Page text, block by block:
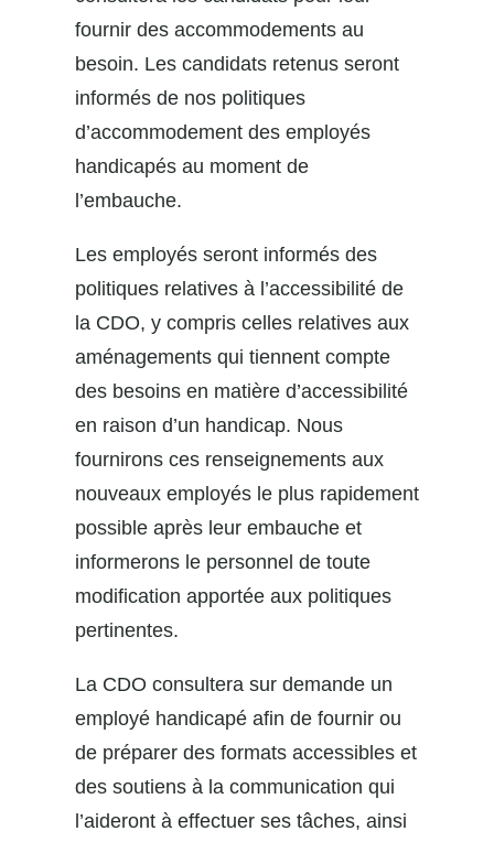
fournir des accommodements au
besoin. Les candidats retenus seront
informés de nos politiques
d’accommodement des employés
handicapés au moment de
l’embauche.
Les employés seront informés des
politiques relatives à l’accessibilité de
la CDO, y compris celles relatives aux
aménagements qui tiennent compte
des besoins en matière d’accessibilité
en raison d’un handicap. Nous
fournirons ces renseignements aux
nouveaux employés le plus rapidement
possible après leur embauche et
informerons le personnel de toute
modification apportée aux politiques
pertinentes.
La CDO consultera sur demande un
employé handicapé afin de fournir ou
de préparer des formats accessibles et
des soutiens à la communication qui
l’aideront à effectuer ses tâches, ainsi